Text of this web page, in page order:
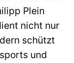
Plein
nicht nur
schützt
und